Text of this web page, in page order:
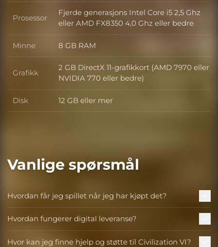
Prosessor Prosessor
Fjerde generasjons Intel Core i5 2,5 Ghz
eller AMD FX8350 4,0 Ghz eller bedre
Minne Minne
8 GB RAM
Grafikk Grafikk
2 GB DirectX 11-grafikkort (AMD 7970 eller
NVIDIA 770 eller bedre)
Disk Disk
12 GB eller mer
Vanlige spørsmål
Hvordan får jeg spillet når jeg har kjøpt det?
Hvordan fungerer digital leveranse?
Hvor kan jeg finne hjelp og støtte til Civilization VI?